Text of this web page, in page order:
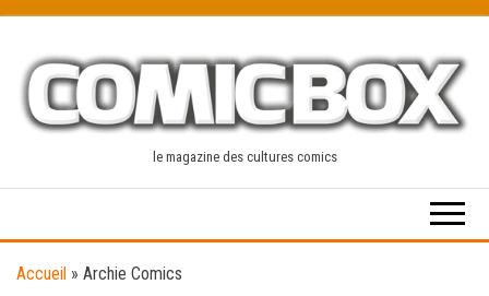
content
le magazine des cultures comics
Accueil » Archie Comics